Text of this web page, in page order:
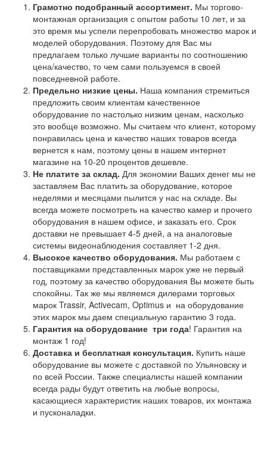
Грамотно подобранный ассортимент. Мы торгово-
монтажная организация с опытом работы 10 лет, и за
это время мы успели перепробовать множество марок и
моделей оборудования. Поэтому для Вас мы
предлагаем только лучшие варианты по соотношению
цена/качество, то чем сами пользуемся в своей
повседневной работе.
Предельно низкие цены. Наша компания стремиться
предложить своим клиентам качественное
оборудование по настолько низким ценам, насколько
это вообще возможно. Мы считаем что клиент, которому
понравилась цена и качество наших товаров всегда
вернется к нам, поэтому цены в нашем интернет
магазине на 10-20 процентов дешевле.
Не платите за склад. Для экономии Ваших денег мы не
заставляем Вас платить за оборудование, которое
неделями и месяцами пылится у нас на складе. Вы
всегда можете посмотреть на качество камер и прочего
оборудования в нашем офисе, и заказать его. Срок
доставки не превышает 4-5 дней, а на аналоговые
системы видеонаблюдения составляет 1-2 дня.
Высокое качество оборудования. Мы работаем с
поставщиками представленных марок уже не первый
год, поэтому за качество оборудования Вы можете быть
спокойны. Так же мы являемся дилерами торговых
марок Trassir, Activecam, Optimus и на оборудование
этих марок мы даем специальную гарантию 3 года.
Гарантия на оборудование три года! Гарантия на
монтаж 1 год!
Доставка и бесплатная консультация. Купить наше
оборудование вы можете с доставкой по Ульяновску и
по всей России. Также специалисты нашей компании
всегда рады будут ответить на любые вопросы,
касающиеся характеристик наших товаров, их монтажа
и пусконаладки.